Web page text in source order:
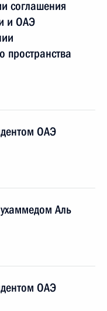
соглашения
и ОАЭ
пространства
ОАЭ
Аль
ОАЭ